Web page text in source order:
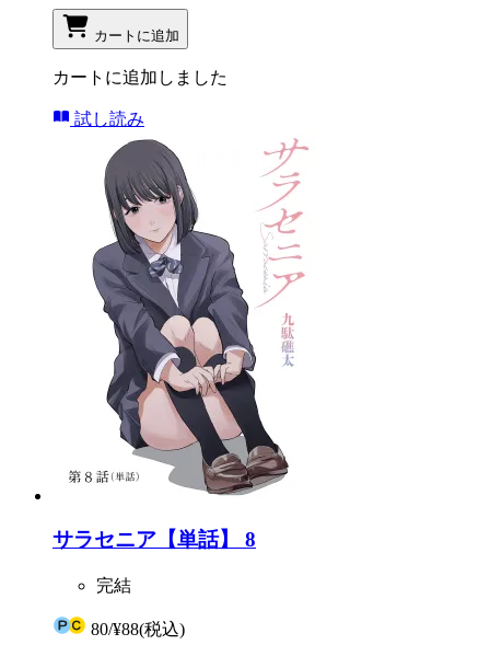
カートに追加
カートに追加しました
試し読み
サラセニア【単話】 8
完結
80/¥88(税込)